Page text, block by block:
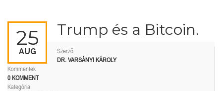
25
AUG
Trump és a Bitcoin.
Szerző
DR. VARSÁNYI KÁROLY
Kommentek
0 KOMMENT
Kategória